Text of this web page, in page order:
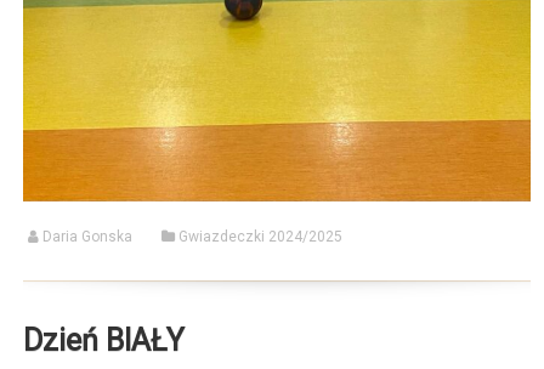
Daria Gonska Gwiazdeczki 2024/2025
Dzień BIAŁY